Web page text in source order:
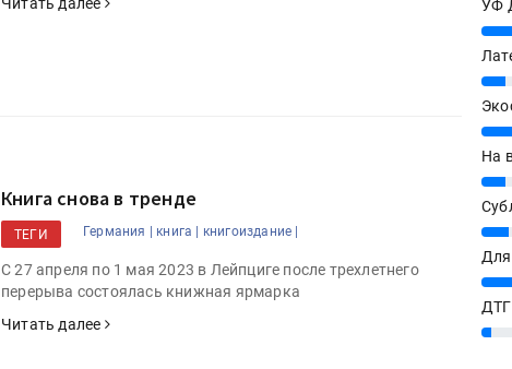
Читать далее
Книга снова в тренде
ТЕГИ Германия | книга | книгоиздание |
С 27 апреля по 1 мая 2023 в Лейпциге после трехлетнего
перерыва состоялась книжная ярмарка
Читать далее
УФ
20%
7%
12%
На
7%
8%
Для
10%
3%